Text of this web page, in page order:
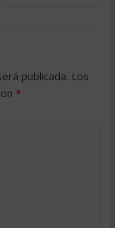
publicada. Los
*